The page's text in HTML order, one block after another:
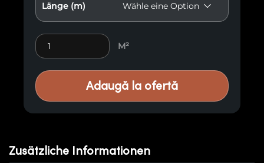
Länge (m)
Premium-Holzverkleidungen M18 quantity
M²
Adaugă la ofertă
Zusätzliche Informationen